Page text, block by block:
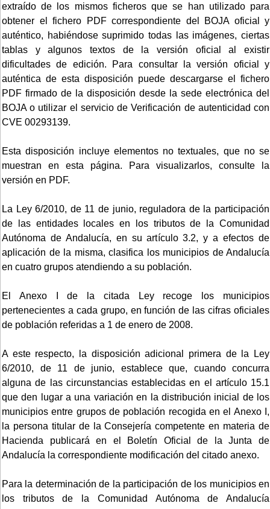
extraído de los mismos ficheros que se han utilizado para
obtener el fichero PDF correspondiente del BOJA oficial y
auténtico, habiéndose suprimido todas las imágenes, ciertas
tablas y algunos textos de la versión oficial al existir
dificultades de edición. Para consultar la versión oficial y
auténtica de esta disposición puede descargarse el fichero
PDF firmado de la disposición desde la sede electrónica del
BOJA o utilizar el servicio de Verificación de autenticidad con
CVE 00293139.
Esta disposición incluye elementos no textuales, que no se
muestran en esta página. Para visualizarlos, consulte la
versión en PDF.
La Ley 6/2010, de 11 de junio, reguladora de la participación
de las entidades locales en los tributos de la Comunidad
Autónoma de Andalucía, en su artículo 3.2, y a efectos de
aplicación de la misma, clasifica los municipios de Andalucía
en cuatro grupos atendiendo a su población.
El Anexo I de la citada Ley recoge los municipios
pertenecientes a cada grupo, en función de las cifras oficiales
de población referidas a 1 de enero de 2008.
A este respecto, la disposición adicional primera de la Ley
6/2010, de 11 de junio, establece que, cuando concurra
alguna de las circunstancias establecidas en el artículo 15.1
que den lugar a una variación en la distribución inicial de los
municipios entre grupos de población recogida en el Anexo I,
la persona titular de la Consejería competente en materia de
Hacienda publicará en el Boletín Oficial de la Junta de
Andalucía la correspondiente modificación del citado anexo.
Para la determinación de la participación de los municipios en
los tributos de la Comunidad Autónoma de Andalucía